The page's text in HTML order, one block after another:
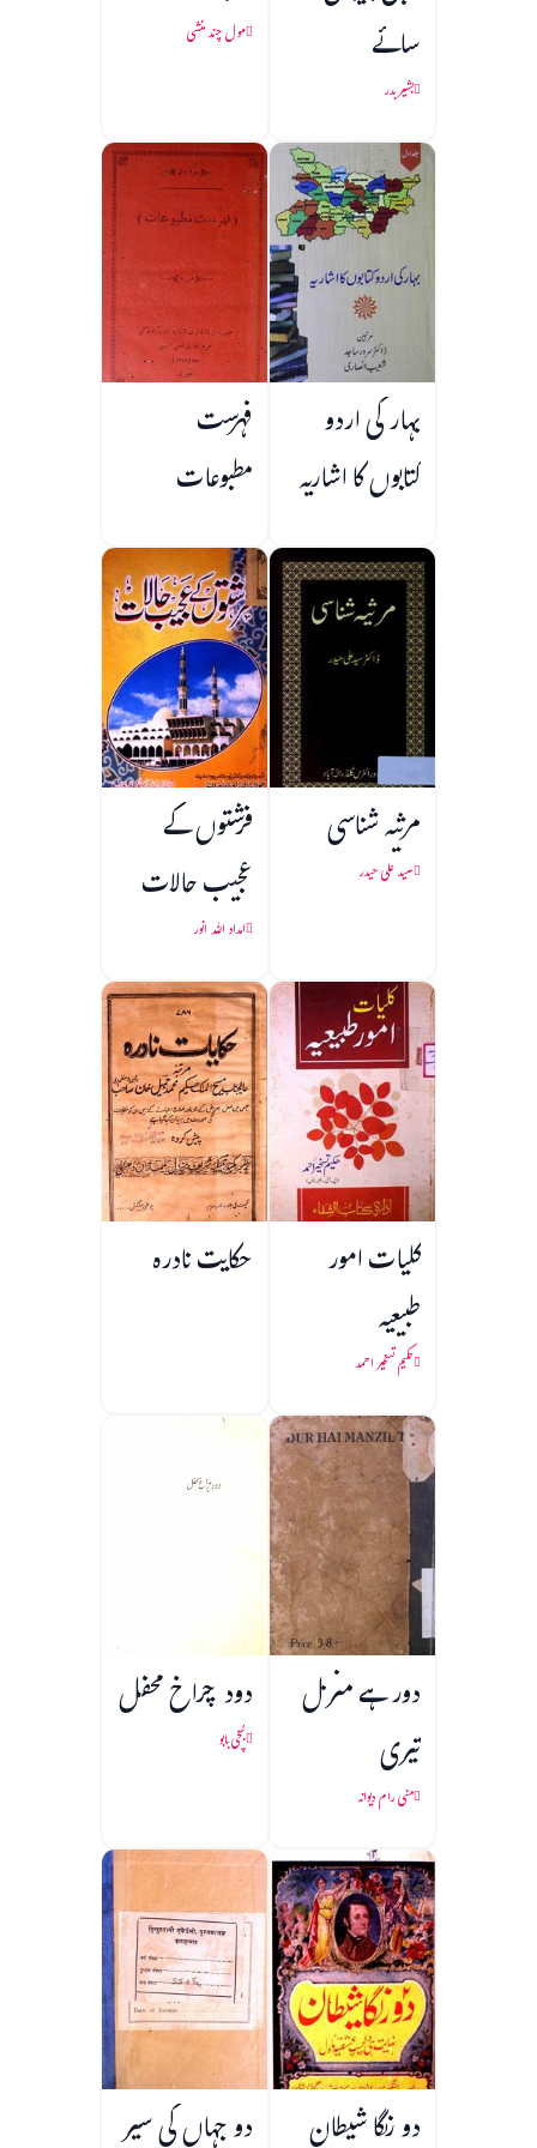
سائے
بشیر بدر
مول چند منشی
بہار کی اردو
کتابوں کا اشاریہ
فہرست
مطبوعات
مرثیہ شناسی
سید علی حیدر
فرشتوں کے
عجیب حالات
امداد اللہ انور
کلیات امور
طبیعیہ
حکیم تسخیر احمد
حکایت نادرہ
دور ہے منزل
تیری
منی رام دیوانہ
دود چراخ محفل
بُچّی بابو
دو رنگا شیطان دو جہاں کی سیر